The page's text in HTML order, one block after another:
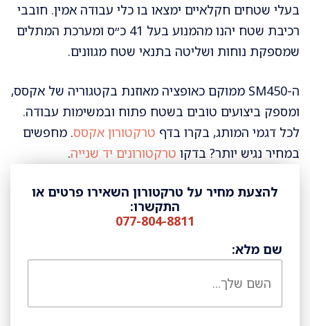
בעלי שטחים חקלאיים ימצאו בו כלי עבודה אמין. חובבי
רכיבת שטח יהנו מהמנוע בעל 41 כ״ס ומערכת המתלים
שמספקת נוחות ושליטה בתנאי שטח מגוונים.
ה-SM450 ממוקם כאופציה מאוזנת בקטגוריה של אקסס,
ומספק ביצועים טובים בשטח פתוח ובמשימות עבודה.
לכל דגמי המותג, בקרו בדף טרקטורון אקסס. מחפשים
במחיר נגיש יותר? בדקו טרקטורונים יד שנייה.
להצעת מחיר על טרקטורון השאירו פרטים או
התקשרו:
077-804-8811
שם מלא: